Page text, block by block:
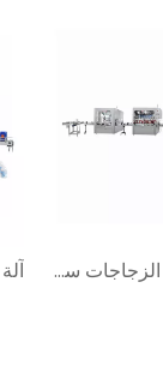
آلة تعبئة وتغليف الزجاجات سعة 1000 مل